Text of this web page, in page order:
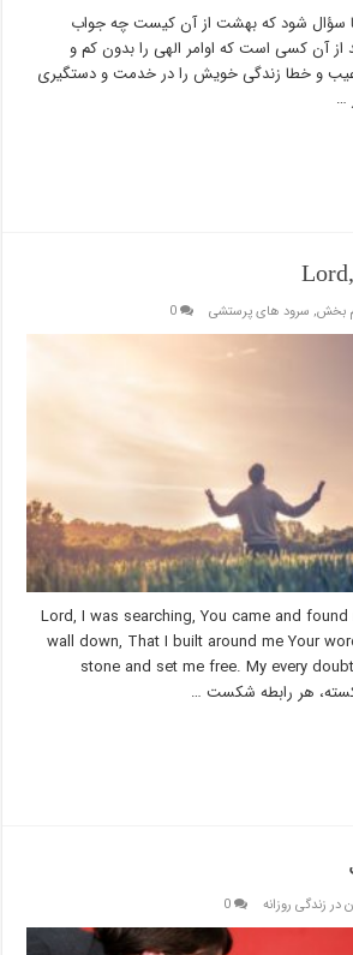
سؤال شود که بهشت از آن کیست چه جواب
از آن کسی است که اوامر الهی را بدون کم و
و خطا زندگی خویش را در خدمت و دستگیری
…
بخش, سرود های پرستشی 0
Lord, I was searching, You came and
wall down, That I built around me Your
stone and set me free. My every
در زندگی روزانه 0